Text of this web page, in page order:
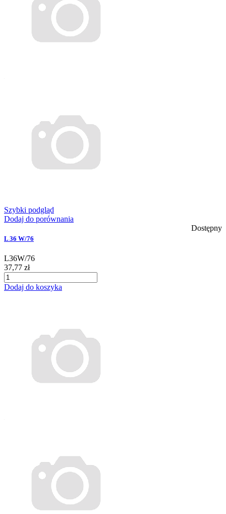
Szybki podgląd
Dodaj do porównania
Dostępny
L 36 W/76
L36W/76
37,77 zł
Dodaj do koszyka